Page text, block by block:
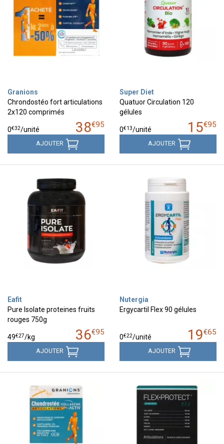
Granions
Chrondostéo fort articulations
2x120 comprimés
38€95
0€32/unité
AJOUTER
Super Diet
Quatuor Circulation 120
gélules
15€95
0€13/unité
AJOUTER
Eafit
Pure Isolate proteines fruits
rouges 750g
36€95
49€27/kg
AJOUTER
Nutergia
Ergycartil Flex 90 gélules
19€65
0€22/unité
AJOUTER